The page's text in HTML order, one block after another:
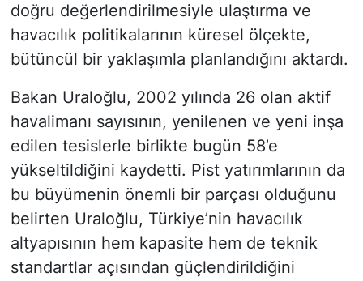
doğru değerlendirilmesiyle ulaştırma ve
havacılık politikalarının küresel ölçekte,
bütüncül bir yaklaşımla planlandığını aktardı.
Bakan Uraloğlu, 2002 yılında 26 olan aktif
havalimanı sayısının, yenilenen ve yeni inşa
edilen tesislerle birlikte bugün 58’e
yükseltildiğini kaydetti. Pist yatırımlarının da
bu büyümenin önemli bir parçası olduğunu
belirten Uraloğlu, Türkiye’nin havacılık
altyapısının hem kapasite hem de teknik
standartlar açısından güçlendirildiğini